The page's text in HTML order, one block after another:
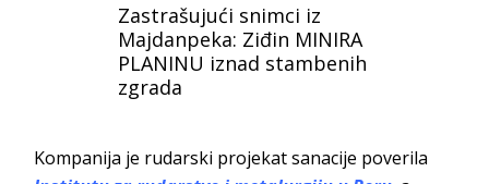
Zastrašujući snimci iz
Majdanpeka: Ziđin MINIRA
PLANINU iznad stambenih
zgrada
Kompanija je rudarski projekat sanacije poverila